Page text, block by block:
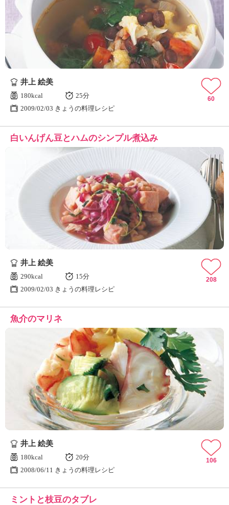
井上 絵美
180kcal
25分
2009/02/03 きょうの料理レシピ
60
白いんげん豆とハムのシンプル煮込み
井上 絵美
290kcal
15分
2009/02/03 きょうの料理レシピ
208
魚介のマリネ
井上 絵美
180kcal
20分
2008/06/11 きょうの料理レシピ
106
ミントと枝豆のタブレ